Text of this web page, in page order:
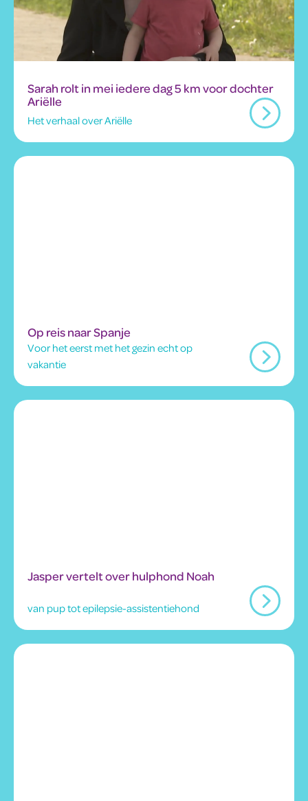
Sarah rolt in mei iedere dag 5 km voor dochter
Ariëlle
Het verhaal over Ariëlle
Op reis naar Spanje
Voor het eerst met het gezin echt op
vakantie
Jasper vertelt over hulphond Noah
van pup tot epilepsie-assistentiehond